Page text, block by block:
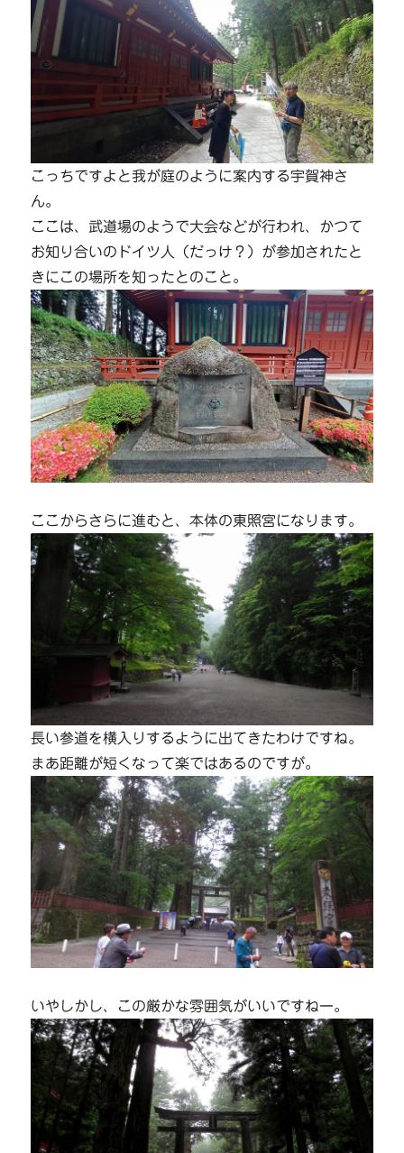
こっちですよと我が庭のように案内する宇賀神さ
ん。
ここは、武道場のようで大会などが行われ、かつて
お知り合いのドイツ人（だっけ？）が参加されたと
きにこの場所を知ったとのこと。
ここからさらに進むと、本体の東照宮になります。
長い参道を横入りするように出てきたわけですね。
まあ距離が短くなって楽ではあるのですが。
いやしかし、この厳かな雰囲気がいいですねー。